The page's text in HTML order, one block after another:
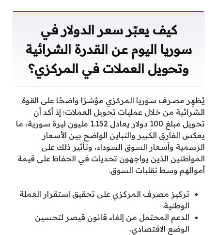
كيف يعبّر سعر الدولار في
سوريا اليوم عن القدرة الشرائية
وتحويل العملات في المركزي؟
يُظهِر مصرف سوريا المركزي مؤشرًا واضحًا على القوة
الشرائية من خلال عمليات تحويل العملات؛ إذ أكد أن
تحويل مبلغ 100 دولار يعادل 1.152 مليون ليرة سورية، ما
يعكس الفارق الكبير والتباين الواضح بين الأسعار
الرسمية وأسعار السوق السوداء، وتأثير ذلك على
المواطنين الذين يواجهون تحديات في الحفاظ على قيمة
أموالهم وسط تقلبات السوق.
تركيز مصرف المركزي على تحقيق استقرار العملة
الوطنية.
الدعم المحتمل من إلغاء قانون قيصر لتحسين
الوضع الاقتصادي.